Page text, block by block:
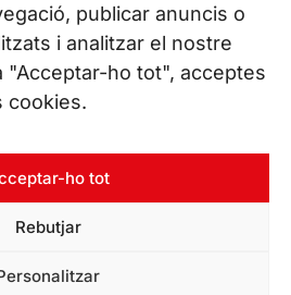
publicar anuncis o
i analitzar el nostre
"Acceptar-ho tot", acceptes
cookies.
ho tot
Rebutjar